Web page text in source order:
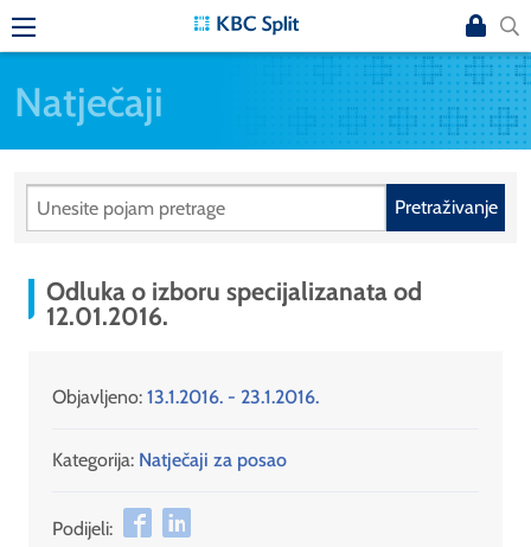
Natječaji
Pretraživanje
Odluka o izboru specijalizanata od
12.01.2016.
Objavljeno: 13.1.2016. - 23.1.2016.
Kategorija: Natječaji za posao
Podijeli: